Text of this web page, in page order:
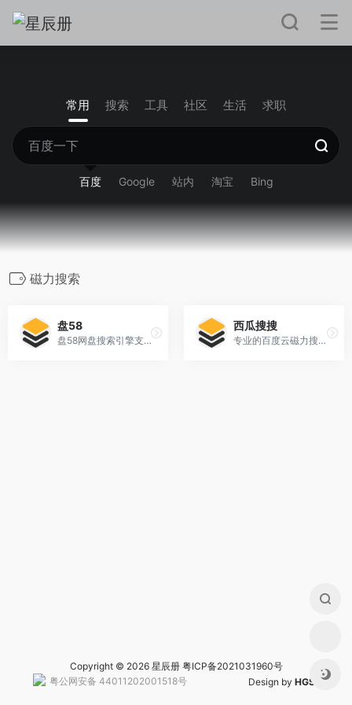
常用 搜索 工具 社区 生活 求职
百度 Google 站内 淘宝 Bing
磁力搜索
盘58
盘58网盘搜索引擎支持百度网盘搜索、新浪微盘搜索、城通网盘搜索等云搜索服务，实时收录最新各类网盘资源，为您提供专业的网盘搜索服务。
西瓜搜搜
专业的百度云磁力搜索引擎，上亿级的磁力源下载，最实用的百度云搜索引擎，名副其实的超级磁力搜索神器!，实时收录百度云、百度网盘等资源，每天更新各类高清资源
Copyright © 2026 星辰册 粤ICP备2021031960号
粤公网安备 44011202001518号Design by HGS